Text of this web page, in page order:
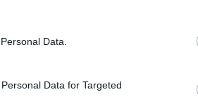
Data.
Data for Targeted